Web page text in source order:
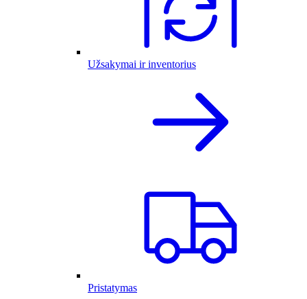
Užsakymai ir inventorius
Pristatymas